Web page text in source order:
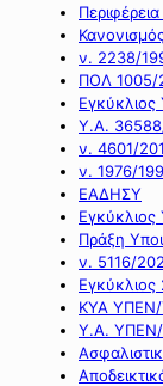
ν. 2238/
ΠΟΛ 1005/
Υ.Α.
ν. 4601/
ν. 1976/
ΕΑΔΗΣΥ
Πράξη
ν. 5116/
ΚΥΑ
Υ.Α. ΥΠΕΝ/